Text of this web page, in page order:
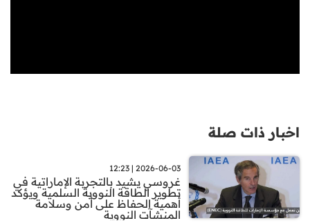
اخبار ذات صلة
2026-06-03 | 12:23
غروسي يشيد بالتجربة الإماراتية في
تطوير الطاقة النووية السلمية ويؤكد
أهمية الحفاظ على أمن وسلامة
المنشآت النووية